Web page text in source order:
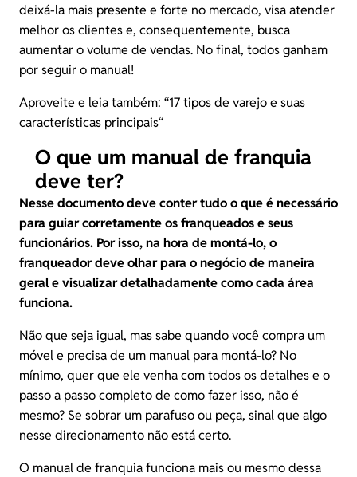
deixá-la mais presente e forte no mercado, visa atender
melhor os clientes e, consequentemente, busca
aumentar o volume de vendas. No final, todos ganham
por seguir o manual!
Aproveite e leia também: “17 tipos de varejo e suas
características principais“
O que um manual de franquia
deve ter?
Nesse documento deve conter tudo o que é necessário
para guiar corretamente os franqueados e seus
funcionários. Por isso, na hora de montá-lo, o
franqueador deve olhar para o negócio de maneira
geral e visualizar detalhadamente como cada área
funciona.
Não que seja igual, mas sabe quando você compra um
móvel e precisa de um manual para montá-lo? No
mínimo, quer que ele venha com todos os detalhes e o
passo a passo completo de como fazer isso, não é
mesmo? Se sobrar um parafuso ou peça, sinal que algo
nesse direcionamento não está certo.
O manual de franquia funciona mais ou mesmo dessa